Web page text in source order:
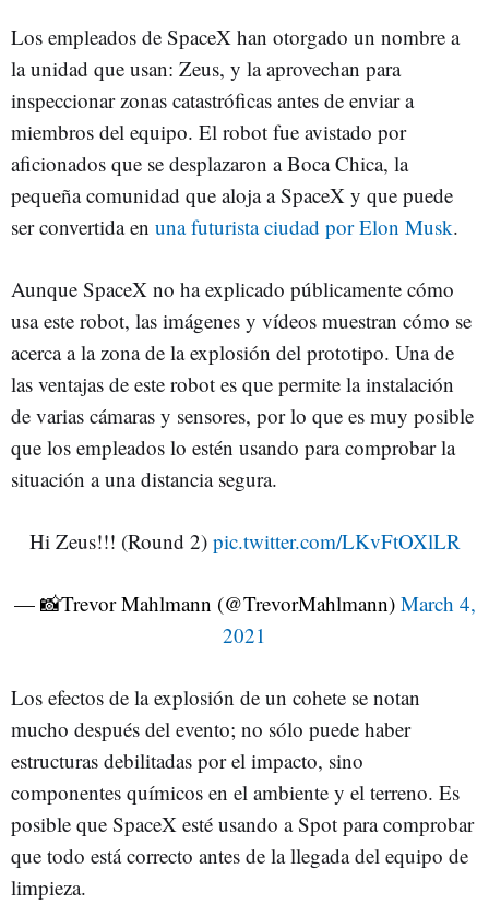
Los empleados de SpaceX han otorgado un nombre a
la unidad que usan: Zeus, y la aprovechan para
inspeccionar zonas catastróficas antes de enviar a
miembros del equipo. El robot fue avistado por
aficionados que se desplazaron a Boca Chica, la
pequeña comunidad que aloja a SpaceX y que puede
ser convertida en una futurista ciudad por Elon Musk.
Aunque SpaceX no ha explicado públicamente cómo
usa este robot, las imágenes y vídeos muestran cómo se
acerca a la zona de la explosión del prototipo. Una de
las ventajas de este robot es que permite la instalación
de varias cámaras y sensores, por lo que es muy posible
que los empleados lo estén usando para comprobar la
situación a una distancia segura.
Hi Zeus!!! (Round 2) pic.twitter.com/LKvFtOXlLR
— 📸Trevor Mahlmann (@TrevorMahlmann) March 4,
2021
Los efectos de la explosión de un cohete se notan
mucho después del evento; no sólo puede haber
estructuras debilitadas por el impacto, sino
componentes químicos en el ambiente y el terreno. Es
posible que SpaceX esté usando a Spot para comprobar
que todo está correcto antes de la llegada del equipo de
limpieza.